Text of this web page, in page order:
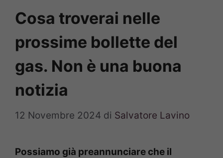
Cosa troverai nelle
prossime bollette del
gas. Non è una buona
notizia
12 Novembre 2024 di Salvatore Lavino
Possiamo già preannunciare che il